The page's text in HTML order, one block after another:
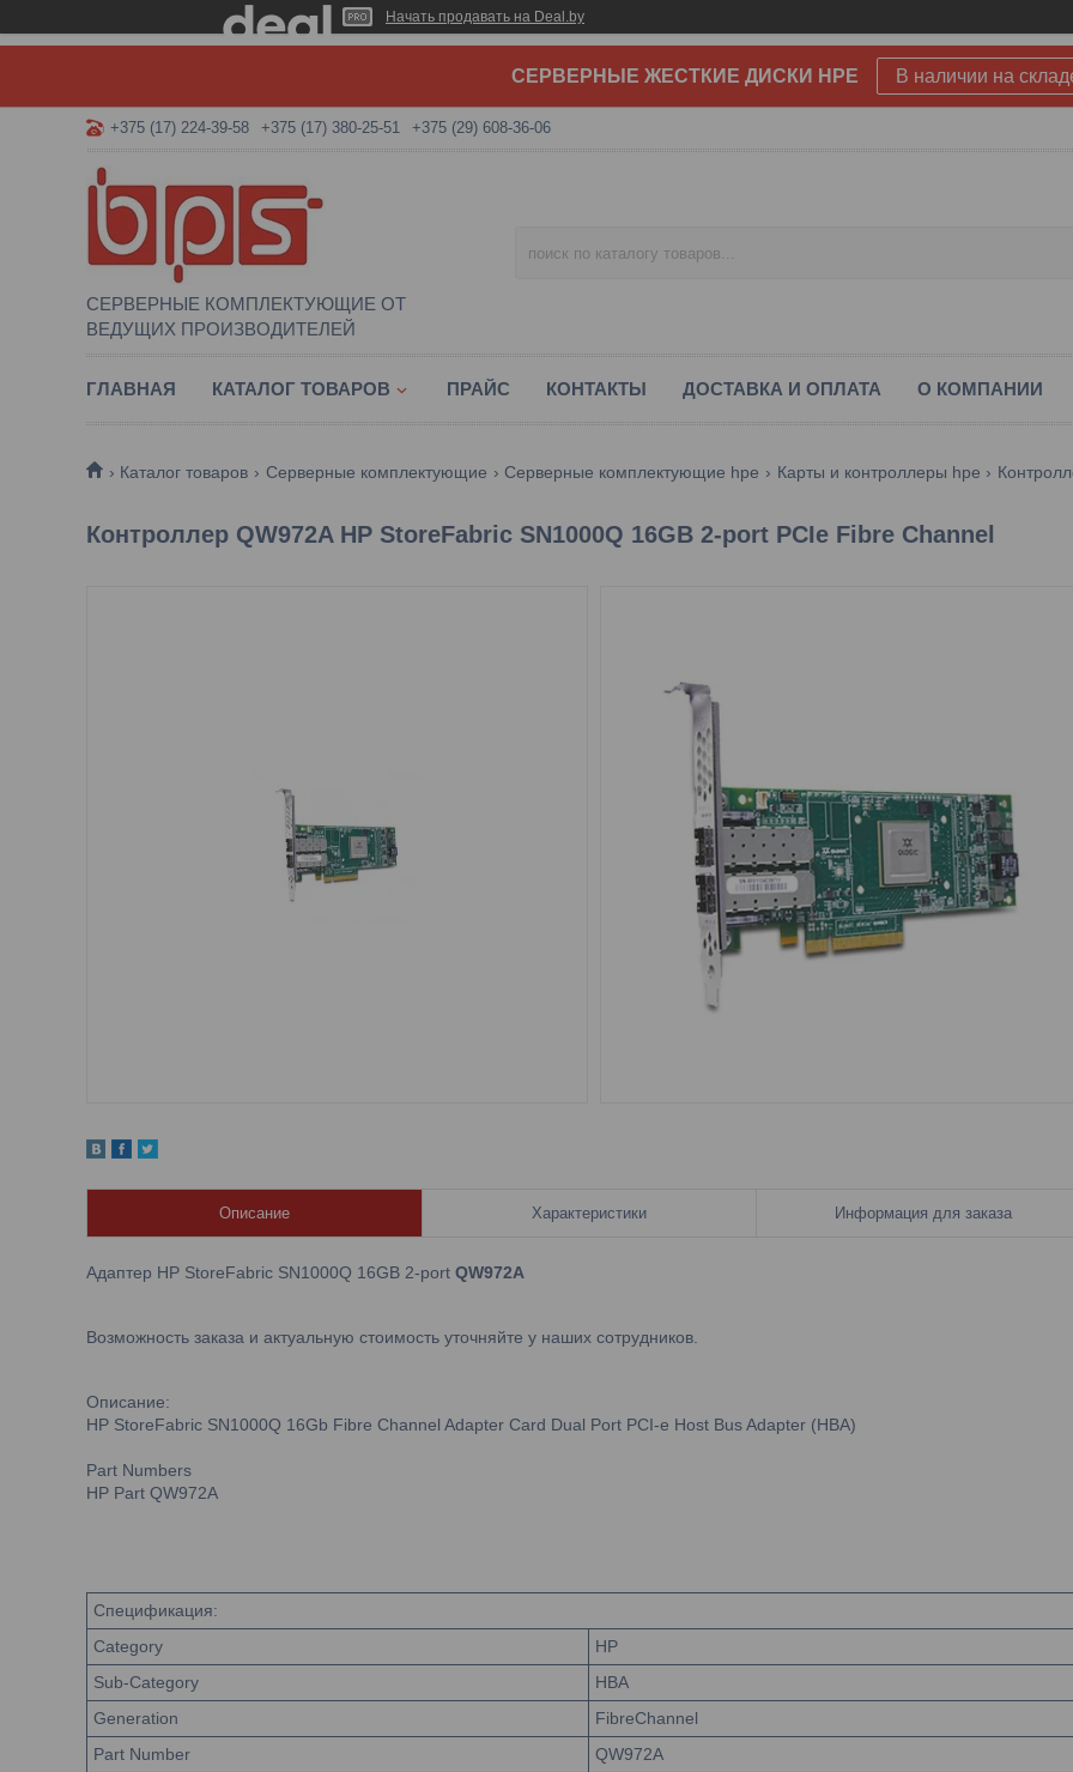
Начать продавать на Deal.by
СЕРВЕРНЫЕ ЖЕСТКИЕ ДИСКИ HPE В наличии на
+375 (17) 224-39-58 +375 (17) 380-25-51 +375 (29) 608-36-06
СЕРВЕРНЫЕ КОМПЛЕКТУЮЩИЕ ОТ
ВЕДУЩИХ ПРОИЗВОДИТЕЛЕЙ
ГЛАВНАЯ КАТАЛОГ ТОВАРОВ ПРАЙС КОНТАКТЫ ДОСТАВКА И ОПЛАТА О КОМПАНИИ
Каталог товаров Серверные комплектующие Серверные комплектующие hpe Карты и контроллеры hpe
Контроллер QW972A HP StoreFabric SN1000Q 16GB 2-port PCIe Fibre Channel
Описание Характеристики Информация для заказа
Адаптер HP StoreFabric SN1000Q 16GB 2-port QW972A
Возможность заказа и актуальную стоимость уточняйте у наших сотрудников.
Описание:
HP StoreFabric SN1000Q 16Gb Fibre Channel Adapter Card Dual Port PCI-e Host Bus Adapter (HBA)
Part Numbers
HP Part QW972A
Спецификация:
Category
HP
Sub-Category
HBA
Generation
FibreChannel
Part Number
QW972A